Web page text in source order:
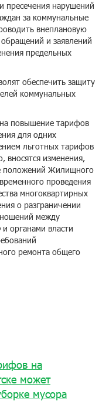
пресечения нарушений
за коммунальные
внеплановую
и заявлений
предельных
обеспечить защиту
коммунальных
на повышение тарифов
для одних
льготных тарифов
вносятся изменения,
положений Жилищного
проведения
многоквартирных
о разграничении
между
органами власти
ремонта общего
на
может
мусора